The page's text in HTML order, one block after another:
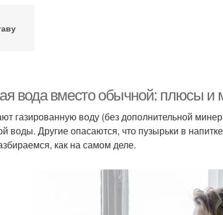
вода вместо обычной: плюсы и
газированную воду (без дополнительной
воды. Другие опасаются, что пузырьки в
как на самом деле.